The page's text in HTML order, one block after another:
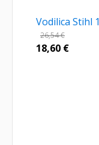
Vodilica Stihl
26,54€
18,60 €